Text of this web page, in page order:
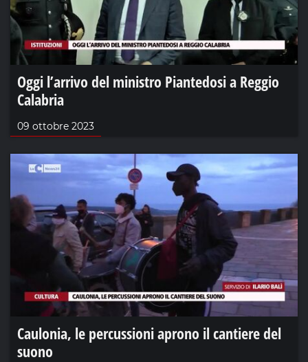
Oggi l’arrivo del ministro Piantedosi a Reggio
Calabria
09 ottobre 2023
Caulonia, le percussioni aprono il cantiere del
suono